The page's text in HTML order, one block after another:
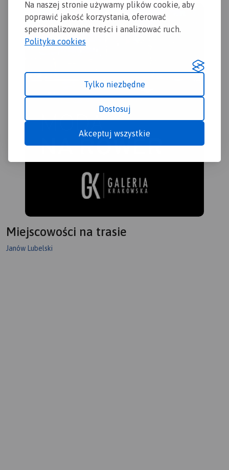
Na naszej stronie używamy plików cookie, aby
poprawić jakość korzystania, oferować
spersonalizowane treści i analizować ruch.
Polityka cookies
Tylko niezbędne
Dostosuj
Akceptuj wszystkie
Miejscowości na trasie
Janów Lubelski